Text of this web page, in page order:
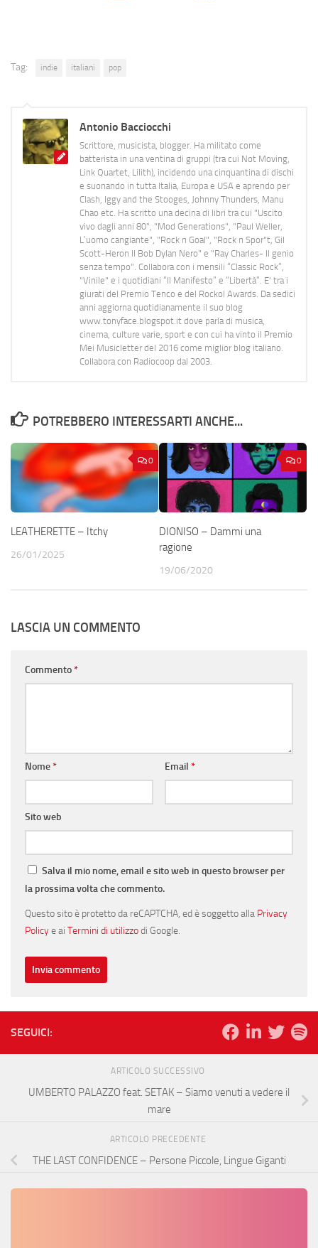
Tag: indie italiani pop
Antonio Bacciocchi
Scrittore, musicista, blogger. Ha militato come
batterista in una ventina di gruppi (tra cui Not Moving,
Link Quartet, Lilith), incidendo una cinquantina di dischi
e suonando in tutta Italia, Europa e USA e aprendo per
Clash, Iggy and the Stooges, Johnny Thunders, Manu
Chao etc. Ha scritto una decina di libri tra cui "Uscito
vivo dagli anni 80", "Mod Generations", "Paul Weller,
L’uomo cangiante", "Rock n Goal", "Rock n Spor"t, Gil
Scott-Heron Il Bob Dylan Nero" e "Ray Charles- Il genio
senza tempo". Collabora con i mensili “Classic Rock”,
"Vinile" e i quotidiani “Il Manifesto” e “Libertà”. E' tra i
giurati del Premio Tenco e del Rockol Awards. Da sedici
anni aggiorna quotidianamente il suo blog
www.tonyface.blogspot.it dove parla di musica,
cinema, culture varie, sport e con cui ha vinto il Premio
Mei Musicletter del 2016 come miglior blog italiano.
Collabora con Radiocoop dal 2003.
POTREBBERO INTERESSARTI ANCHE...
0
LEATHERETTE – Itchy
26/01/2025
0
DIONISO – Dammi una
ragione
19/06/2020
LASCIA UN COMMENTO
Commento*
Nome* Email *
Sito web
Salva il mio nome, email e sito web in questo browser per
la prossima volta che commento.
Questo sito è protetto da reCAPTCHA, ed è soggetto alla Privacy
Policye ai Termini di utilizzodi Google.
SEGUICI:
ARTICOLO SUCCESSIVO
UMBERTO PALAZZO feat. SETAK – Siamo venuti a vedere il
mare
ARTICOLO PRECEDENTE
THE LAST CONFIDENCE – Persone Piccole, Lingue Giganti